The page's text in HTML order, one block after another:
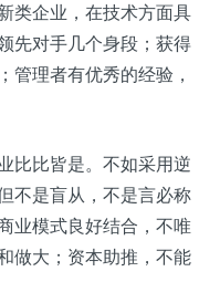
类企业，在技术方面具
先对手几个身段；获得
管理者有优秀的经验，
比比皆是。不如采用逆
不是盲从，不是言必称
业模式良好结合，不唯
做大；资本助推，不能